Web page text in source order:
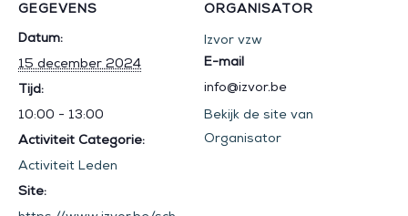
GEGEVENS
Datum:
15 december 2024
Tijd:
10:00 - 13:00
Activiteit Categorie:
Activiteit Leden
Site:
ORGANISATOR
Izvor vzw
E-mail
info@izvor.be
Bekijk de site van
Organisator